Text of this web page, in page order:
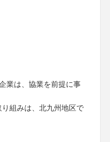
業は、協業を前提に事
組みは、北九州地区で